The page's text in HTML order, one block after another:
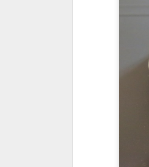
Stylo à
Encre :